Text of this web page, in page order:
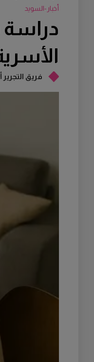
فريق التجرير
دراسة
أخبار-السويد